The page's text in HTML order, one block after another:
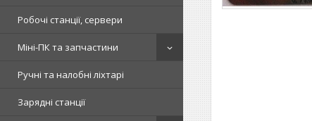
Робочі станції, сервери
Міні-ПК та запчастини
Ручні та налобні ліхтарі
Зарядні станції